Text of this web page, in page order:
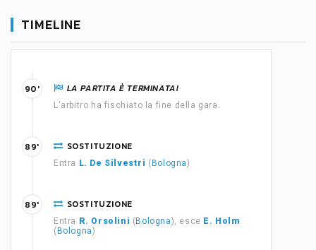
TIMELINE
LA PARTITA È TERMINATA!
L'arbitro ha fischiato la fine della gara.
90'
SOSTITUZIONE
Entra L. De Silvestri ( Bologna)
89'
SOSTITUZIONE
Entra R. Orsolini ( Bologna), esce E. Holm
( Bologna)
89'